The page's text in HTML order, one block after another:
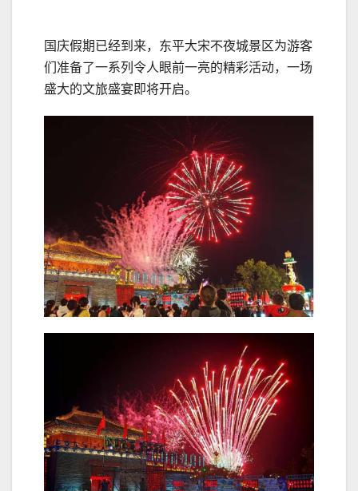
国庆假期已经到来，东平大宋不夜城景区为游客
们准备了一系列令人眼前一亮的精彩活动，一场
盛大的文旅盛宴即将开启。